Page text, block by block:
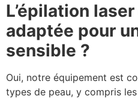
L’épilation
adaptée pour
sensible ?
Oui, notre équipement est
types de peau, y compris